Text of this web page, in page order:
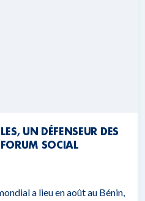
UN DÉFENSEUR DES
SOCIAL
a lieu en août au Bénin,